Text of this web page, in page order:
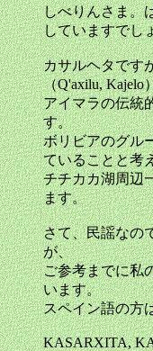
しべりんさま。
していますでし
カサルヘタです
（Q'axilu, Kajelo
アイマラの伝統
す。
ボリビアのグル
ていることと考
チチカカ湖周辺
ます。
さて、民謡なの
が、
ご参考までに私
います。
スペイン語の方
KASARXITA,